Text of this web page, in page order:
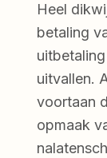
Heel
betaling
uitvallen.
voortaan
opmaak